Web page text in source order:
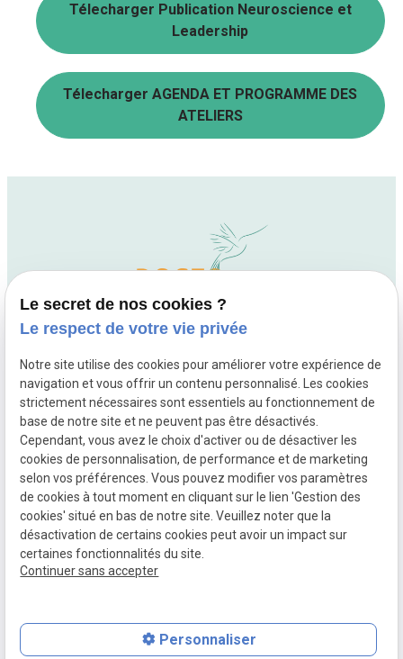
Télecharger Publication Neuroscience et
Leadership
Télecharger AGENDA ET PROGRAMME DES
ATELIERS
01 88 24 54 84
10 rue Fourcade
75015 Paris
Lundi - Mardi - Jeudi - Vendredi : 09h30 - 20h00,
Mercredi : 08h30 - 20h00
Mentions légales
Politique de confidentialité
Gestion des cookies
Le secret de nos cookies ?
Le respect de votre vie privée
Notre site utilise des cookies pour améliorer votre expérience de
navigation et vous offrir un contenu personnalisé. Les cookies
strictement nécessaires sont essentiels au fonctionnement de
base de notre site et ne peuvent pas être désactivés.
Cependant, vous avez le choix d'activer ou de désactiver les
cookies de personnalisation, de performance et de marketing
selon vos préférences. Vous pouvez modifier vos paramètres
de cookies à tout moment en cliquant sur le lien 'Gestion des
cookies' situé en bas de notre site. Veuillez noter que la
désactivation de certains cookies peut avoir un impact sur
certaines fonctionnalités du site.
Continuer sans accepter
Personnaliser